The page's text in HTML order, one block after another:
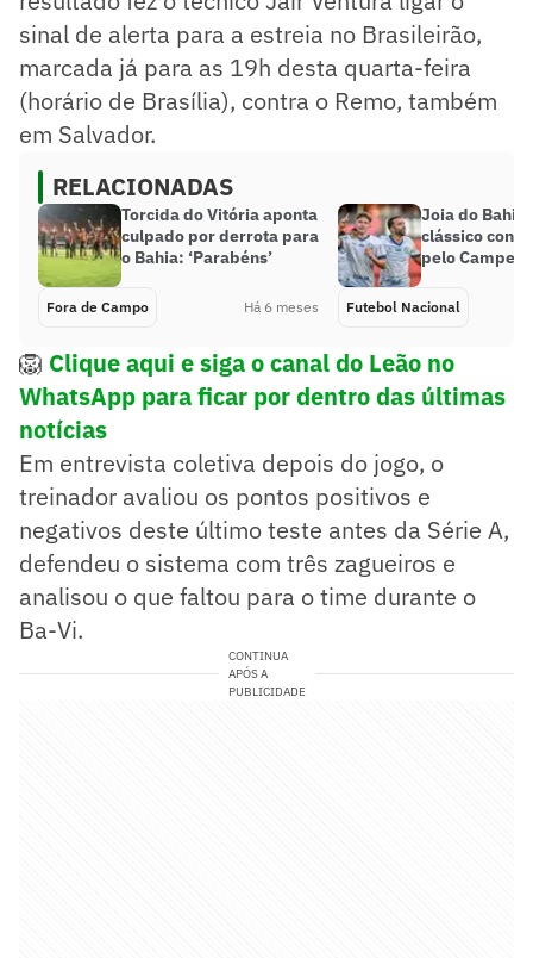
sinal de alerta para a estreia no Brasileirão,
marcada já para as 19h desta quarta-feira
(horário de Brasília), contra o Remo, também
em Salvador.
RELACIONADAS
Torcida do Vitória aponta
culpado por derrota para
o Bahia: ‘Parabéns’
Fora de Campo Há 6 meses
Joia do Bahia
clássico
pelo
Futebol Nacional
🦁 Clique aqui e siga o canaldo Leão no
WhatsApp para ficar por dentro das últimas
notícias
Em entrevista coletiva depois do jogo, o
treinador avaliou os pontos positivos e
negativos deste último teste antes da Série A,
defendeu o sistema com três zagueiros e
analisou o que faltou para o time durante o
Ba-Vi.
CONTINUA
APÓS A
PUBLICIDADE